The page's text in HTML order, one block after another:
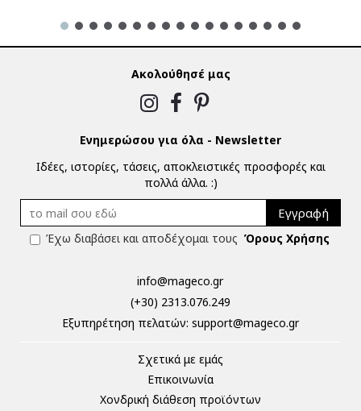
Ακολούθησέ μας
Ενημερώσου για όλα - Newsletter
Ιδέες, ιστορίες, τάσεις, αποκλειστικές προσφορές και
πολλά άλλα. :)
Εγγραφή
Έχω διαβάσει και αποδέχομαι τους Όρους Χρήσης
info@mageco.gr
(+30) 2313.076.249
Eξυπηρέτηση πελατών: support@mageco.gr
Σχετικά με εμάς
Επικοινωνία
Χονδρική διάθεση προϊόντων